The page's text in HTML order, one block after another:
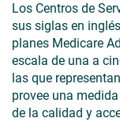
Los Centros de
sus siglas en
planes Medicare
escala de una a
las que
provee una
de la calidad y